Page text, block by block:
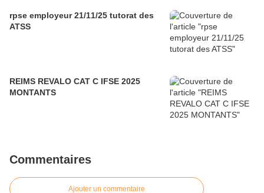
rpse employeur 21/11/25 tutorat des
ATSS
REIMS REVALO CAT C IFSE 2025
MONTANTS
Commentaires
Ajouter un commentaire